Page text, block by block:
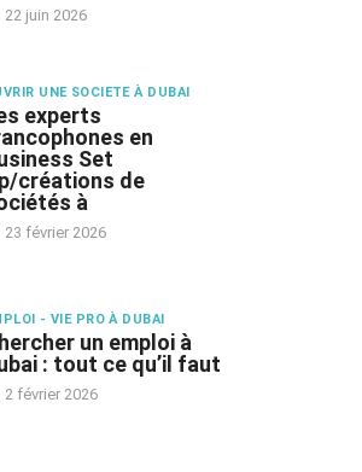
22 juin 2026
UNE SOCIETE À DUBAI
experts
en
Set
créations de
à
23 février 2026
- VIE PRO À DUBAI
un emploi à
: tout ce qu’il faut
2 février 2026